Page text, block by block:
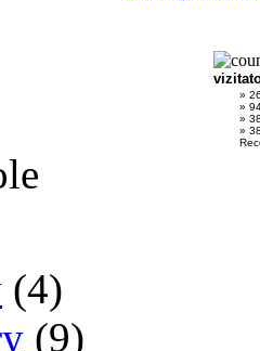
»
»
»
»
(4)
(9)